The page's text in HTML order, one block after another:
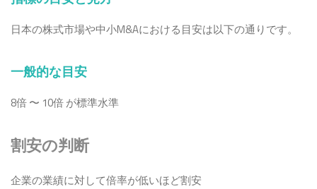
日本の株式市場や中小M&Aにおける目安は以下の通りです。
一般的な目安
8倍 〜 10倍 が標準水準
割安の判断
企業の業績に対して倍率が低いほど割安